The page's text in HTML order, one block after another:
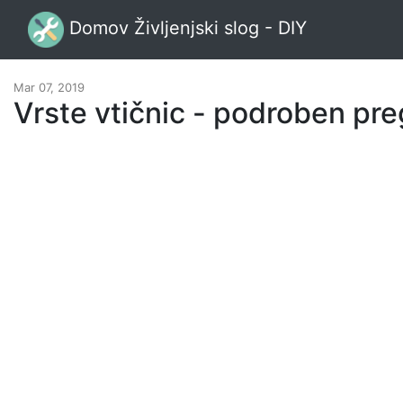
Domov Življenjski slog - DIY
Mar 07, 2019
Vrste vtičnic - podroben